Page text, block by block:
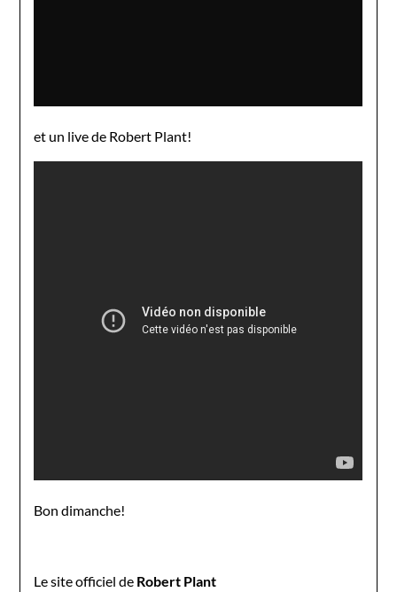
et un live de Robert Plant!
Bon dimanche!
Le site officiel de Robert Plant